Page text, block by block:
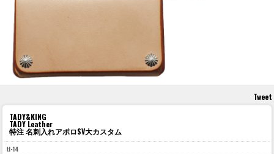
Tweet
TADY&KING
TADY Leather
特注 名刺入れアポロSV大カスタム
tl-14